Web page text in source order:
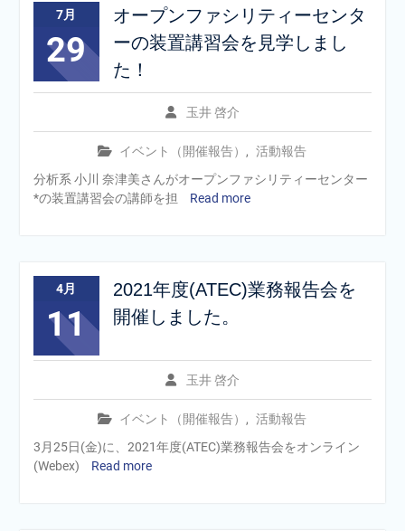
7月
29
オープンファシリティーセンタ
ーの装置講習会を見学しまし
た！
玉井 啓介
イベント（開催報告） , 活動報告
分析系 小川 奈津美さんがオープンファシリティーセンター
*の装置講習会の講師を担
Read more
4月
11
2021年度(ATEC)業務報告会を
開催しました。
玉井 啓介
イベント（開催報告） , 活動報告
3月25日(金)に、2021年度(ATEC)業務報告会をオンライン
(Webex)
Read more